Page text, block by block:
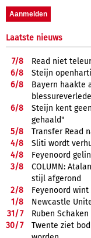
Laatste nieuws
7/8
Read niet
6/8
Steijn
6/8
Bayern haakte
6/8
Steijn kent
gehaald"
5/8
Transfer Read
4/8
Sliti wordt
4/8
Feyenoord
3/8
COLUMN:
stijl afgerond
2/8
Feyenoord
1/8
Newcastle
31/7
Ruben
30/7
Twente ziet